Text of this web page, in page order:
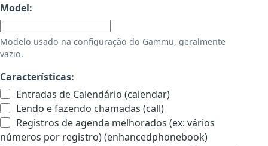
Model:
Modelo usado na configuração do Gammu, geralmente
vazio.
Características:
Entradas de Calendário (calendar)
Lendo e fazendo chamadas (call)
Registros de agenda melhorados (ex: vários
números por registro) (enhancedphonebook)